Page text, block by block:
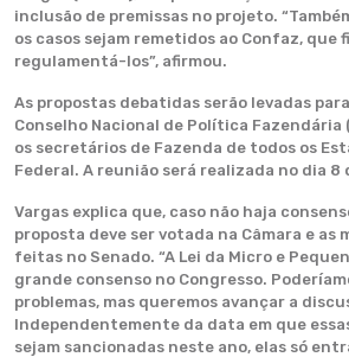
inclusão de premissas no projeto.
os casos sejam remetidos ao Confaz, que
regulamentá-los”, afirmou.
As propostas debatidas serão levadas
Conselho Nacional de Política
os secretários de Fazenda de todos os
Federal. A reunião será realizada no dia 8
Vargas explica que, caso não haja
proposta deve ser votada na Câmara e as
feitas no Senado. “A Lei da Micro e
grande consenso no Congresso.
problemas, mas queremos avançar a
Independentemente da data em que
sejam sancionadas neste ano, elas só